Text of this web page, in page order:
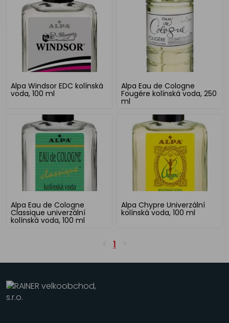
Alpa Windsor EDC kolínská
voda, 100 ml
Alpa Eau de Cologne
Fougére kolínská voda, 250
ml
Alpa Eau de Cologne
Classique univerzální
kolínská voda, 100 ml
Alpa Chypre Univerzální
kolínská voda, 100 ml
1